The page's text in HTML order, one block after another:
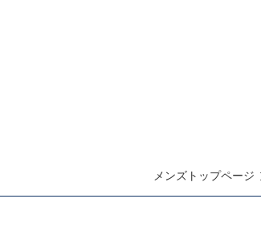
メンズトップページ